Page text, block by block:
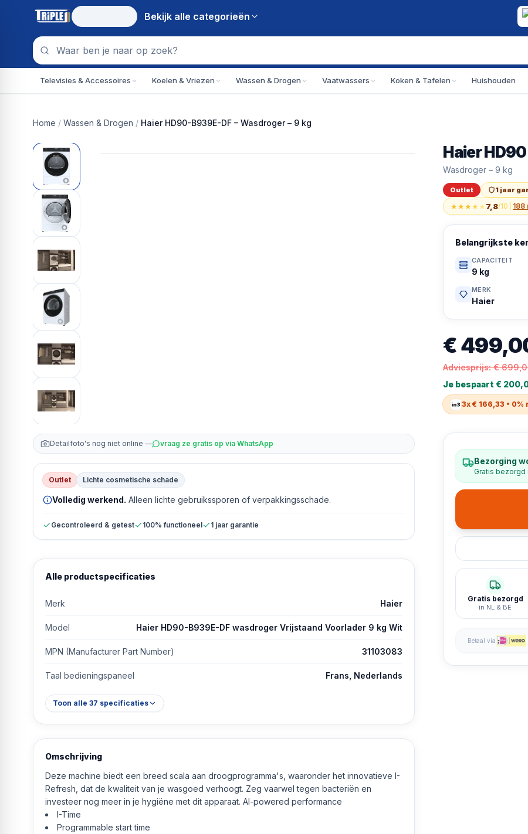
Bekijk alle categorieën
Televisies & Accessoires Koelen & Vriezen Wassen & Drogen Vaatwassers Koken & Tafelen Huishouden
Home / Wassen & Drogen / Haier HD90-B939E-DF – Wasdroger – 9 kg
Detailfoto's nog niet online — vraag ze gratis op via WhatsApp
Outlet Lichte cosmetische schade
Volledig werkend. Alleen lichte gebruikssporen of verpakkingsschade.
Gecontroleerd & getest 100% functioneel 1 jaar garantie
Alle productspecificaties
Merk Haier
Model Haier HD90-B939E-DF wasdroger Vrijstaand Voorlader 9 kg Wit
MPN (Manufacturer Part Number) 31103083
Taal bedieningspaneel Frans, Nederlands
Toon alle 37 specificaties
Omschrijving
Deze machine biedt een breed scala aan droogprogramma's, waaronder het innovatieve I-
Refresh, dat de kwaliteit van je wasgoed verhoogt. Zeg vaarwel tegen bacteriën en
investeer nog meer in je hygiëne met dit apparaat. AI-powered performance
I-Time
Programmable start time
Outlet
Haier HD90-
Haier
Wasdroger – 9 kg
Outlet 1 jaar
★★★★★7,8/10 188
Belangrijkste
CAPACITEIT
9 kg
MERK
Haier
€
Adviesprijs:€
Je bespaart €
3x € 166,33 • 0%
Bezorging
Gratis bezorgd
Gratis bezorgd
in NL & BE
Betaal via